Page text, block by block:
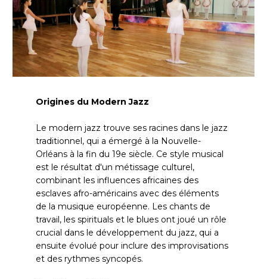
Origines du Modern Jazz
Le modern jazz trouve ses racines dans le jazz
traditionnel, qui a émergé à la Nouvelle-
Orléans à la fin du 19e siècle. Ce style musical
est le résultat d'un métissage culturel,
combinant les influences africaines des
esclaves afro-américains avec des éléments
de la musique européenne. Les chants de
travail, les spirituals et le blues ont joué un rôle
crucial dans le développement du jazz, qui a
ensuite évolué pour inclure des improvisations
et des rythmes syncopés.